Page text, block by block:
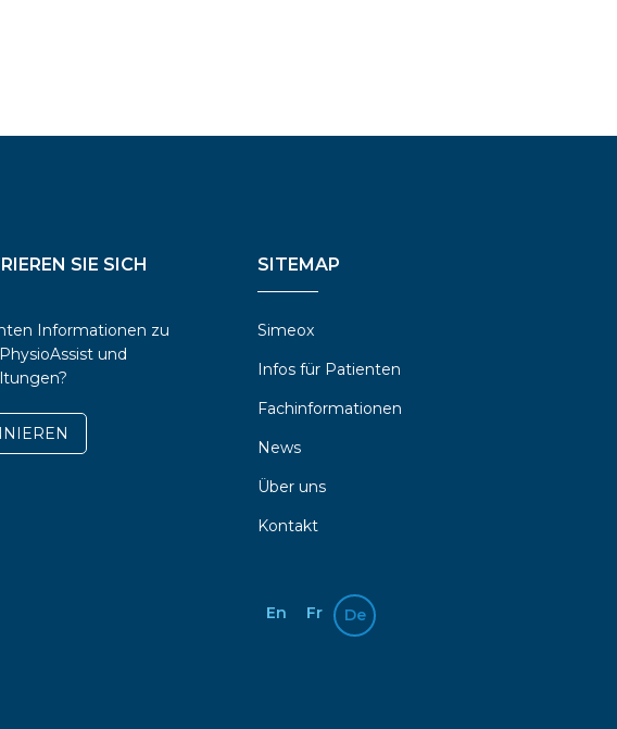
SIE SICH
Informationen zu
und
SITEMAP
Simeox
Infos für Patienten
Fachinformationen
News
Über uns
Kontakt
En Fr De